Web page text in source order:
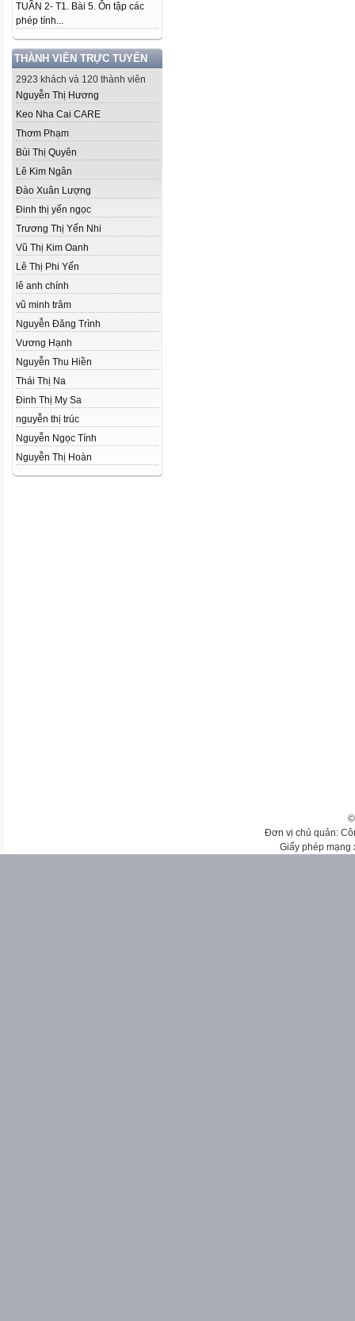
TUẦN 2- T1. Bài 5. Ôn tập các
phép tính...
THÀNH VIÊN TRỰC TUYẾN
2923 khách và 120 thành viên
Nguyễn Thị Hương
Keo Nha Cai CARE
Thơm Phạm
Bùi Thị Quyên
Lê Kim Ngân
Đào Xuân Lượng
Đinh thị yến ngọc
Trương Thị Yến Nhi
Vũ Thị Kim Oanh
Lê Thị Phi Yến
lê anh chính
vũ minh trâm
Nguyễn Đăng Trình
Vương Hạnh
Nguyễn Thu Hiền
Thái Thị Na
Đinh Thị My Sa
nguyễn thị trúc
Nguyễn Ngọc Tính
Nguyễn Thị Hoàn
Đơn vị chủ quản:
Giấy phép mạng